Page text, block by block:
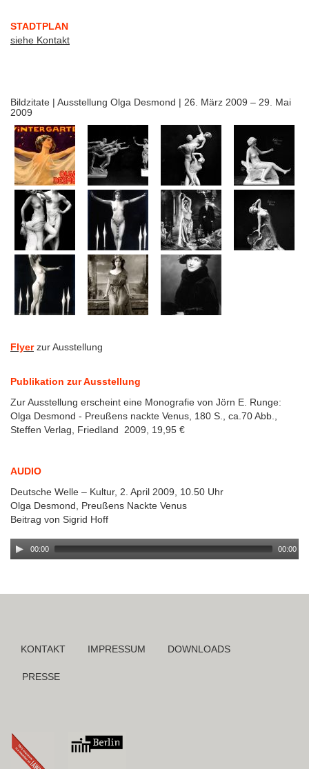
STADTPLAN
siehe Kontakt
Bildzitate | Ausstellung Olga Desmond | 26. März 2009 – 29. Mai
2009
Flyerzur Ausstellung
Publikation zur Ausstellung
Zur Ausstellung erscheint eine Monografie von Jörn E. Runge:
Olga Desmond - Preußens nackte Venus, 180 S., ca.70 Abb.,
Steffen Verlag, Friedland 2009, 19,95 €
AUDIO
Deutsche Welle – Kultur, 2. April 2009, 10.50 Uhr
Olga Desmond, Preußens Nackte Venus
Beitrag von Sigrid Hoff
00:00 00:00
überspringen
KONTAKT IMPRESSUM DOWNLOADS
PRESSE